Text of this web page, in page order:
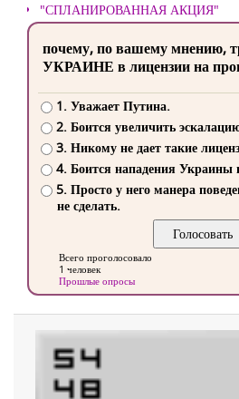
"СПЛАНИРОВАННАЯ АКЦИЯ"
почему, по вашему мнению,
УКРАИНЕ в лицензии на
1. Уважает Путина.
2. Боится увеличить
3. Никому не дает такие
4. Боится нападения
5. Просто у него манера
не сделать.
Всего проголосовало
1 человек
Прошлые опросы